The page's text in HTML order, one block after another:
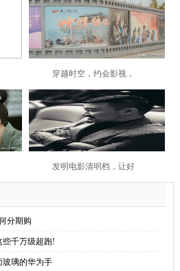
穿越时空，约会影视，
发明电影清明档，让好
分期购
些千万级超跑!
玻璃的华为手